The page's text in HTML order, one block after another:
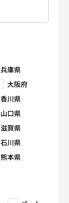
兵庫県
大阪府
香川県
山口県
滋賀県
石川県
熊本県